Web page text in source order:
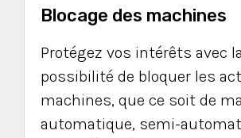
Blocage des machines
Protégez vos intérêts avec la
possibilité de bloquer les
machines, que ce soit de
automatique, semi-